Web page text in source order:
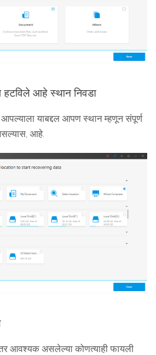
आहे स्थान निवडा
याबद्दल आपण स्थान म्हणून संपूर्ण
आहे.
आवश्यक असलेल्या कोणत्याही फायली